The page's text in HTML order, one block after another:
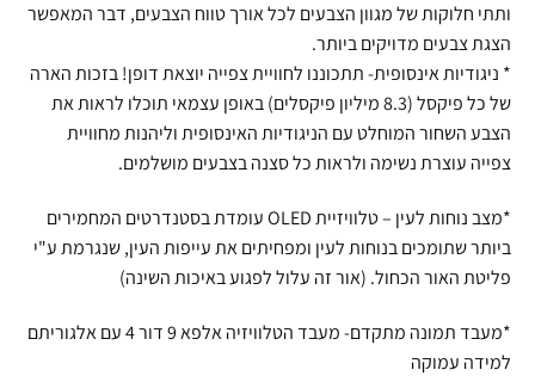
ותתי חלוקות של מגוון הצבעים לכל אורך טווח הצבעים, דבר המאפשר
הצגת צבעים מדויקים ביותר.
* ניגודיות אינסופית- תתכוננו לחוויית צפייה יוצאת דופן! בזכות הארה
של כל פיקסל (8.3 מיליון פיקסלים) באופן עצמאי תוכלו לראות את
הצבע השחור המוחלט עם הניגודיות האינסופית וליהנות מחוויית
צפייה עוצרת נשימה ולראות כל סצנה בצבעים מושלמים.
*מצב נוחות לעין – טלוויזיית OLED עומדת בסטנדרטים המחמירים
ביותר שתומכים בנוחות לעין ומפחיתים את עייפות העין, שנגרמת ע"י
פליטת האור הכחול. (אור זה עלול לפגוע באיכות השינה)
*מעבד תמונה מתקדם- מעבד הטלוויזיה אלפא 9 דור 4 עם אלגוריתם
למידה עמוקה